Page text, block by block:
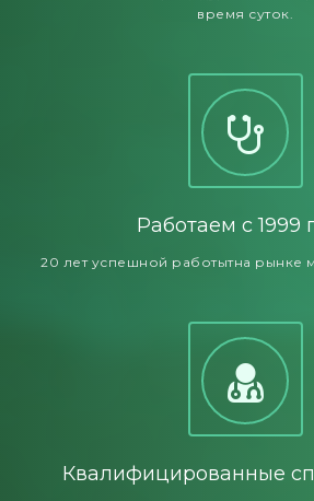
время суток.
Работаем с 1999
20 лет успешной работытна рынке
Квалифицированные